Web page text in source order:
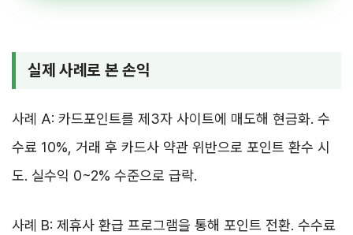
실제 사례로 본 손익
사례 A: 카드포인트를 제3자 사이트에 매도해 현금화. 수
수료 10%, 거래 후 카드사 약관 위반으로 포인트 환수 시
도. 실수익 0~2% 수준으로 급락.
사례 B: 제휴사 환급 프로그램을 통해 포인트 전환. 수수료